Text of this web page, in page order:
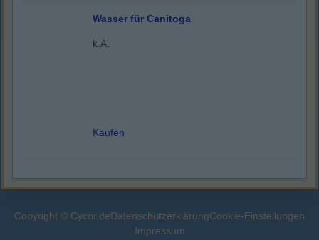
Wasser für Canitoga
k.A.
Kaufen
Copyright © Cycor.deDatenschutzerklärungCookie-Einstellungen
Impressum